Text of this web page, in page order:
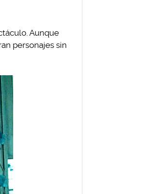
Aunque
personajes sin